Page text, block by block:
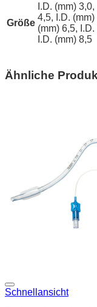
Größe
I.D. (mm)
4,5, I.D.
(mm) 6,5,
I.D. (mm) 8,5
Ähnliche
Schnellansicht